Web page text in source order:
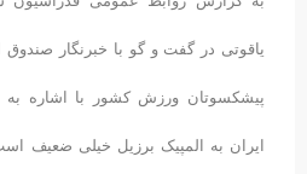
یاقوتی در گفت و گو با خبرنگار صندوق
پیشکسوتان ورزش کشور با اشاره به
ایران به المپیک برزیل خیلی ضعیف